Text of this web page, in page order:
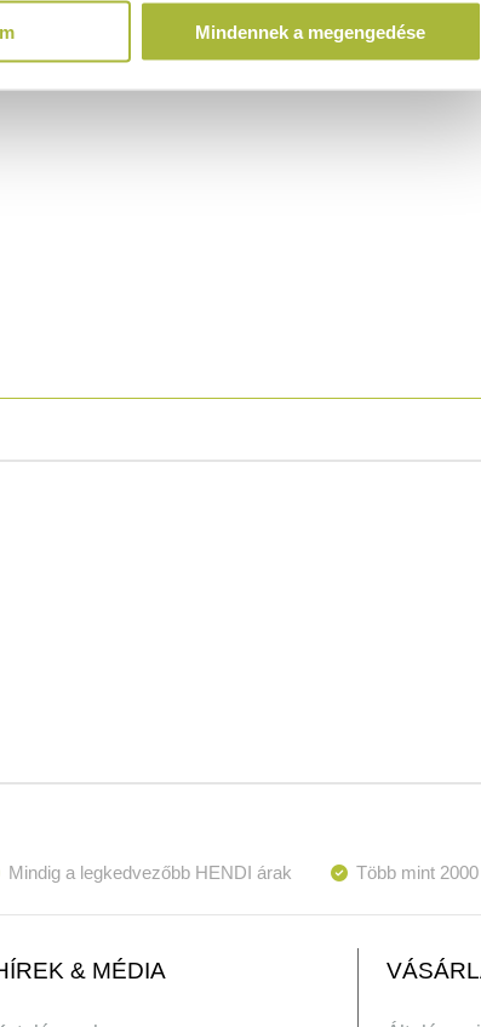
Mindennek a megengedése
Mindig a legkedvezőbb HENDI árak Több mint
& MÉDIA